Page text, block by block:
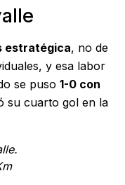
estratégica, no de
y esa labor
se puso 1-0 con
su cuarto gol en la